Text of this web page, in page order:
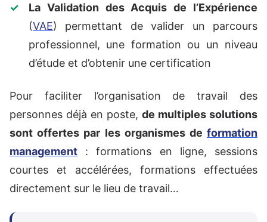
La Validation des Acquis de l’Expérience
(VAE) permettant de valider un parcours
professionnel, une formation ou un niveau
d’étude et d’obtenir une certification
Pour faciliter l’organisation de travail des
personnes déjà en poste, de multiples solutions
sont offertes par les organismes de formation
management : formations en ligne, sessions
courtes et accélérées, formations effectuées
directement sur le lieu de travail…